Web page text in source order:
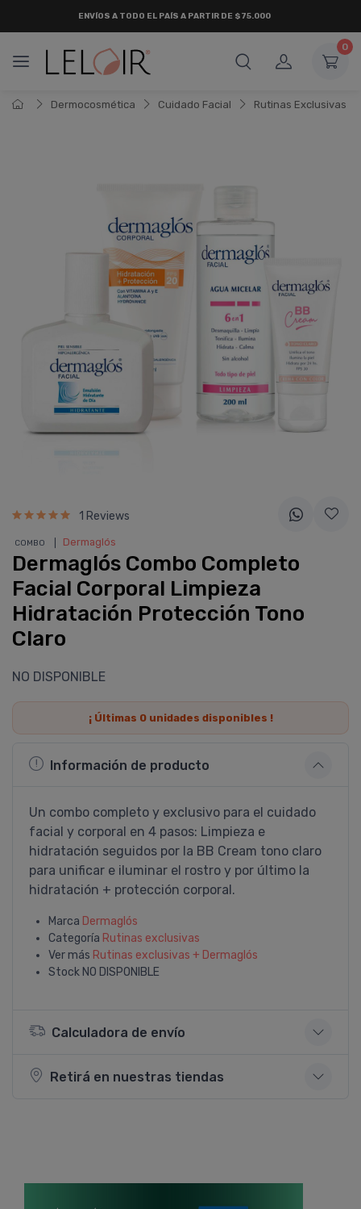
0
Dermocosmética Cuidado Facial Rutinas Exclusivas
1 Reviews
COMBO Dermaglós
Dermaglós Combo Completo
Facial Corporal Limpieza
Hidratación Protección Tono
Claro
NO DISPONIBLE
¡ Últimas 0unidades disponibles !
Información de producto
Un combo completo y exclusivo para el cuidado
facial y corporal en 4 pasos: Limpieza e
hidratación seguidos por la BB Cream tono claro
para unificar e iluminar el rostro y por último la
hidratación + protección corporal.
Marca Dermaglós
Categoría Rutinas exclusivas
Ver más Rutinas exclusivas + Dermaglós
Stock NO DISPONIBLE
Calculadora de envío
Retirá en nuestras tiendas